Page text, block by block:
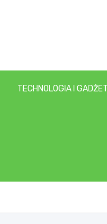
TECHNOLOGIA I